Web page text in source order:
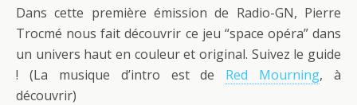
Dans cette première émission de Radio-GN, Pierre
Trocmé nous fait découvrir ce jeu “space opéra” dans
un univers haut en couleur et original. Suivez le guide
! (La musique d’intro est de Red Mourning, à
découvrir)